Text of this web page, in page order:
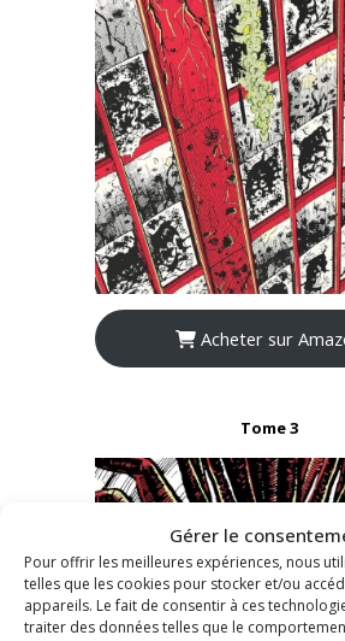
Gérer le
Pour offrir les meilleures expériences, nous
telles que les cookies pour stocker et/ou
appareils. Le fait de consentir à ces
traiter des données telles que le
Acheter sur
Tome 3